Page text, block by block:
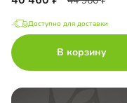
Доступно для доставки
В корзину